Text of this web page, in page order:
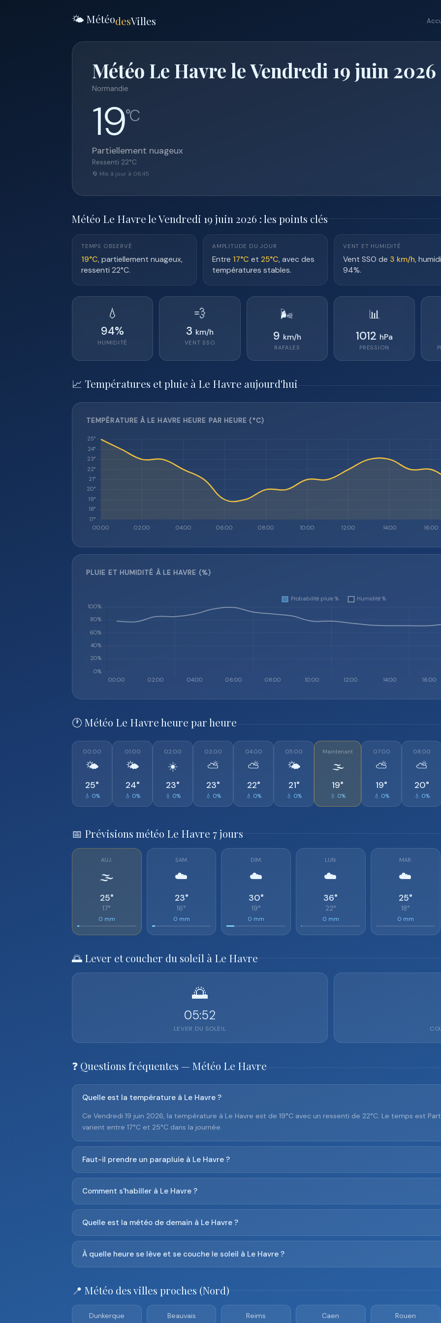
🌤️ MétéodesVilles
Météo Le Havre le Vendredi 19 juin 2026
Normandie
19°C
Partiellement nuageux
Ressenti 22°C
🔄 Mis à jour à 06:45
Météo Le Havre le Vendredi 19 juin 2026 : les points clés
TEMPS OBSERVÉ
19°C, partiellement nuageux,
ressenti 22°C.
AMPLITUDE DU JOUR
Entre 17°C et 25°C, avec des
températures stables.
VENT ET HUMIDITÉ
Vent SSO de 3 km/h,
94%.
💧
94%
HUMIDITÉ
💨
3 km/h
VENT SSO
🌬️
9 km/h
RAFALES
📊
1012 hPa
PRESSION
📈 Températures et pluie à Le Havre aujourd'hui
TEMPÉRATURE À LE HAVRE HEURE PAR HEURE (°C)
PLUIE ET HUMIDITÉ À LE HAVRE (%)
🕐 Météo Le Havre heure par heure
00:00
🌤️
25°
💧 0%
01:00
🌤️
24°
💧 0%
02:00
☀️
23°
💧 0%
03:00
⛅
23°
💧 0%
04:00
⛅
22°
💧 0%
05:00
🌤️
21°
💧 0%
Maintenant
🌫️
19°
💧 0%
07:00
⛅
19°
💧 0%
08:00
⛅
20°
💧 0%
📅 Prévisions météo Le Havre 7 jours
AUJ.
🌫️
25°
17°
0 mm
SAM.
☁️
23°
16°
0 mm
DIM.
☁️
30°
19°
0 mm
LUN.
☁️
36°
22°
0 mm
MAR.
☁️
25°
18°
0 mm
🌅 Lever et coucher du soleil à Le Havre
🌅
05:52
LEVER DU SOLEIL
❓ Questions fréquentes — Météo Le Havre
Quelle est la température à Le Havre ?
Ce Vendredi 19 juin 2026, la température à Le Havre est de 19°C avec un ressenti de 22°C. Le temps est
varient entre 17°C et 25°C dans la journée.
Faut-il prendre un parapluie à Le Havre ?
Comment s'habiller à Le Havre ?
Quelle est la météo de demain à Le Havre ?
À quelle heure se lève et se couche le soleil à Le Havre ?
📍 Météo des villes proches (Nord)
Dunkerque Beauvais Reims Caen Rouen